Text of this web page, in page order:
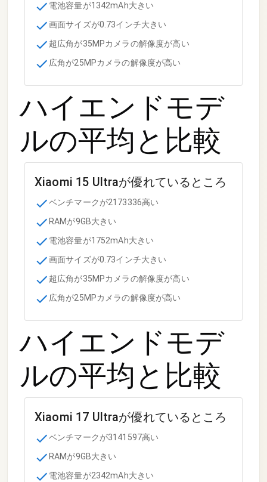
電池容量が1342mAh大きい
画面サイズが0.73インチ大きい
超広角が35MPカメラの解像度が高い
広角が25MPカメラの解像度が高い
ハイエンドモデ
ルの平均と比較
Xiaomi 15 Ultraが優れているところ
ベンチマークが2173336高い
RAMが9GB大きい
電池容量が1752mAh大きい
画面サイズが0.73インチ大きい
超広角が35MPカメラの解像度が高い
広角が25MPカメラの解像度が高い
ハイエンドモデ
ルの平均と比較
Xiaomi 17 Ultraが優れているところ
ベンチマークが3141597高い
RAMが9GB大きい
電池容量が2342mAh大きい